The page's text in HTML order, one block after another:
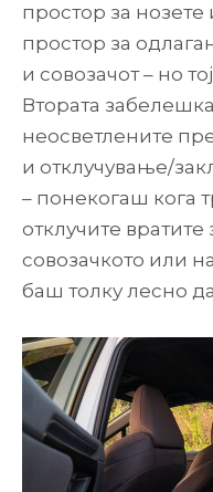
простор за нозете
простор за
и совозачот – но
Втората
неосветлените
и отклучување/
– понекогаш кога
отклучите вратите
совозачкото или
баш толку лесно